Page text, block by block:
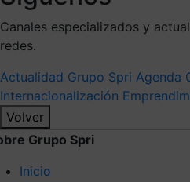
Canales especializados y
redes.
Actualidad Grupo Spri Agenda
Internacionalización
Volver
Grupo Spri
Inicio